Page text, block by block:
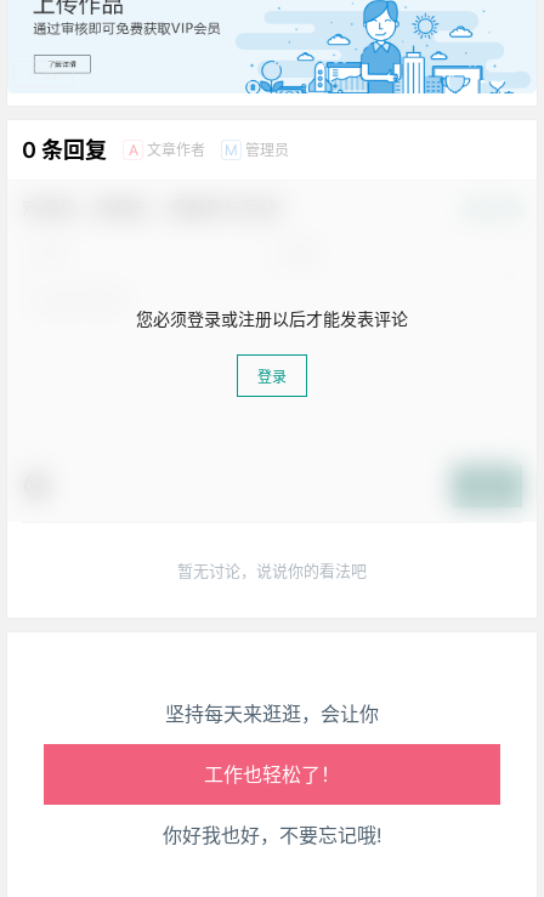
广告
0 条回复 A 文章作者 M 管理员
您必须登录或注册以后才能发表评论
登录
暂无讨论，说说你的看法吧
坚持每天来逛逛，会让你
腰也不酸了！
工作也轻松了！
你好我也好，不要忘记哦!